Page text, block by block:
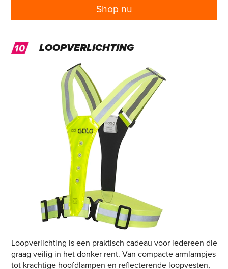
Shop nu
LOOPVERLICHTING
Loopverlichting is een praktisch cadeau voor iedereen die
graag veilig in het donker rent. Van compacte armlampjes
tot krachtige hoofdlampen en reflecterende loopvesten,